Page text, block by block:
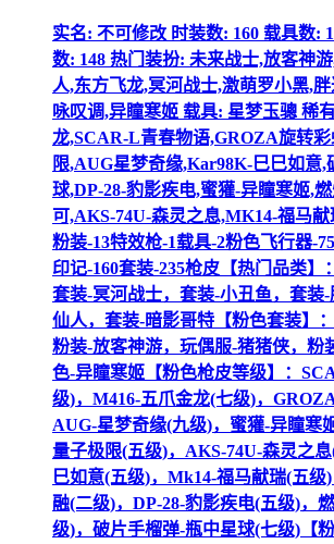
实名: 不可修改 时装数: 160 载具数:
数: 148 热门装扮: 未来战士,放客神
人,东方飞龙,冥河战士,激萌罗小黑,
咏叹调,异瞳寒姬 载具: 星梦玉骢 稀
龙,SCAR-L青春物语,GROZA旋转
限,AUG星梦奇缘,Kar98K-巳巳如意,
球,DP-28-豹影疾电,蜜獾-异瞳寒姬,
可,AKS-74U-森灵之息,MK14-福马
粉装-13特效枪-1载具-2粉色飞行器-
印记-160套装-235枪皮【热门品类】
套装-冥河战士，套装-小丑鱼，套装
仙人，套装-暗影哥特【粉色套装】
粉装-放客神游，玩偶服-猪猪侠，粉
色-异瞳寒姬【粉色枪皮等级】：
级)，M416-五爪金龙(七级)，
AUG-星梦奇缘(九级)，蜜獾-异瞳寒
量子极限(五级)，AKS-74U-森灵之
巳如意(五级)，Mk14-福马献瑞(五级
融(二级)，DP-28-豹影疾电(五级)，
级)，破片手榴弹-瓶中星球(七级)【